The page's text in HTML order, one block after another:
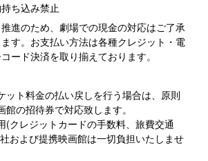
ち込み禁止
進のため、劇場での現金の対応はご了承
す。お支払い方法は各種クレジット・電
ード決済を取り揃えております。
ット料金の払い戻しを行う場合は、原則
館の招待券で対応致します。
(クレジットカードの手数料、旅費交通
および提携映画館は一切負担いたしませ